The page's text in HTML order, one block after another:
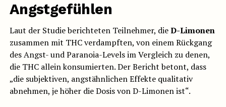
Angstgefühlen
Laut der Studie berichteten Teilnehmer, dieD-Limonen
zusammen mit THC verdampften, von einem Rückgang
des Angst- und Paranoia-Levels im Vergleich zu denen,
die THC allein konsumierten. Der Bericht betont, dass
„die subjektiven, angstähnlichen Effekte qualitativ
abnehmen, je höher die Dosis von D-Limonen ist“.